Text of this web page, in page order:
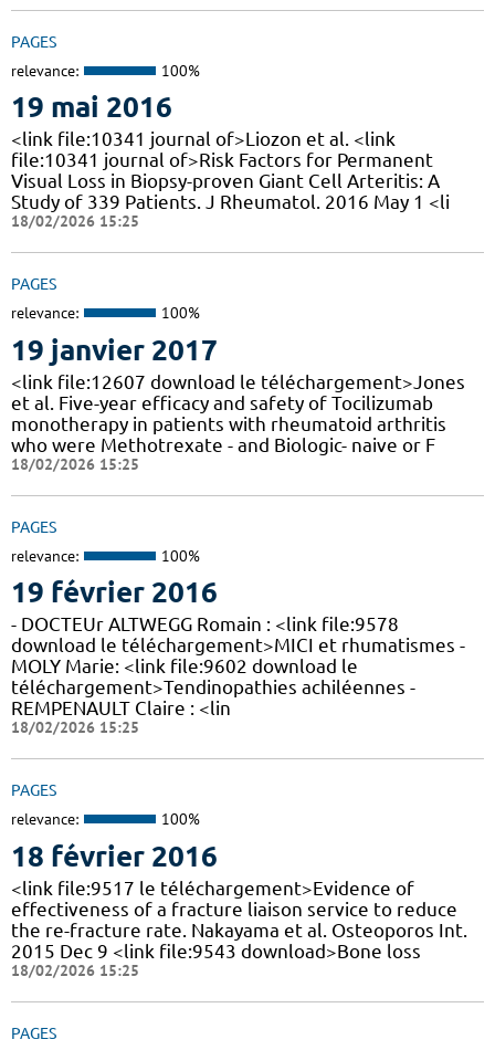
PAGES
relevance: 100%
19 mai 2016
<link file:10341 journal of>Liozon et al. <link
file:10341 journal of>Risk Factors for Permanent
Visual Loss in Biopsy-proven Giant Cell Arteritis: A
Study of 339 Patients. J Rheumatol. 2016 May 1 <li
18/02/2026 15:25
PAGES
relevance: 100%
19 janvier 2017
<link file:12607 download le téléchargement>Jones
et al. Five-year efficacy and safety of Tocilizumab
monotherapy in patients with rheumatoid arthritis
who were Methotrexate - and Biologic- naive or F
18/02/2026 15:25
PAGES
relevance: 100%
19 février 2016
- DOCTEUr ALTWEGG Romain : <link file:9578
download le téléchargement>MICI et rhumatismes -
MOLY Marie: <link file:9602 download le
téléchargement>Tendinopathies achiléennes -
REMPENAULT Claire : <lin
18/02/2026 15:25
PAGES
relevance: 100%
18 février 2016
<link file:9517 le téléchargement>Evidence of
effectiveness of a fracture liaison service to reduce
the re-fracture rate. Nakayama et al. Osteoporos Int.
2015 Dec 9 <link file:9543 download>Bone loss
18/02/2026 15:25
PAGES